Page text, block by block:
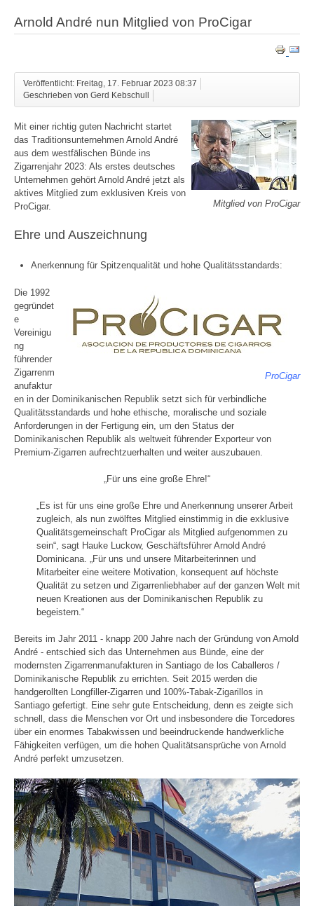
Arnold André nun Mitglied von ProCigar
Veröffentlicht: Freitag, 17. Februar 2023 08:37
Geschrieben von Gerd Kebschull
Mitglied von ProCigar
Mit einer richtig guten Nachricht startet
das Traditionsunternehmen Arnold André
aus dem westfälischen Bünde ins
Zigarrenjahr 2023: Als erstes deutsches
Unternehmen gehört Arnold André jetzt als
aktives Mitglied zum exklusiven Kreis von
ProCigar.
Ehre und Auszeichnung
Anerkennung für Spitzenqualität und hohe Qualitätsstandards:
ProCigar
Die 1992
gegründet
e
Vereinigu
ng
führender
Zigarrenm
anufaktur
en in der Dominikanischen Republik setzt sich für verbindliche
Qualitätsstandards und hohe ethische, moralische und soziale
Anforderungen in der Fertigung ein, um den Status der
Dominikanischen Republik als weltweit führender Exporteur von
Premium-Zigarren aufrechtzuerhalten und weiter auszubauen.
„Für uns eine große Ehre!“
„Es ist für uns eine große Ehre und Anerkennung unserer Arbeit
zugleich, als nun zwölftes Mitglied einstimmig in die exklusive
Qualitätsgemeinschaft ProCigar als Mitglied aufgenommen zu
sein“, sagt Hauke Luckow, Geschäftsführer Arnold André
Dominicana. „Für uns und unsere Mitarbeiterinnen und
Mitarbeiter eine weitere Motivation, konsequent auf höchste
Qualität zu setzen und Zigarrenliebhaber auf der ganzen Welt mit
neuen Kreationen aus der Dominikanischen Republik zu
begeistern.“
Bereits im Jahr 2011 - knapp 200 Jahre nach der Gründung von Arnold
André - entschied sich das Unternehmen aus Bünde, eine der
modernsten Zigarrenmanufakturen in Santiago de los Caballeros /
Dominikanische Republik zu errichten. Seit 2015 werden die
handgerollten Longfiller-Zigarren und 100%-Tabak-Zigarillos in
Santiago gefertigt. Eine sehr gute Entscheidung, denn es zeigte sich
schnell, dass die Menschen vor Ort und insbesondere die Torcedores
über ein enormes Tabakwissen und beeindruckende handwerkliche
Fähigkeiten verfügen, um die hohen Qualitätsansprüche von Arnold
André perfekt umzusetzen.